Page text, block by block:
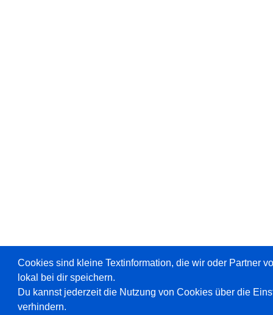
Cookies sind kleine Textinformation, die wir oder Partner
lokal bei dir speichern.
Du kannst jederzeit die Nutzung von Cookies über die
verhindern.